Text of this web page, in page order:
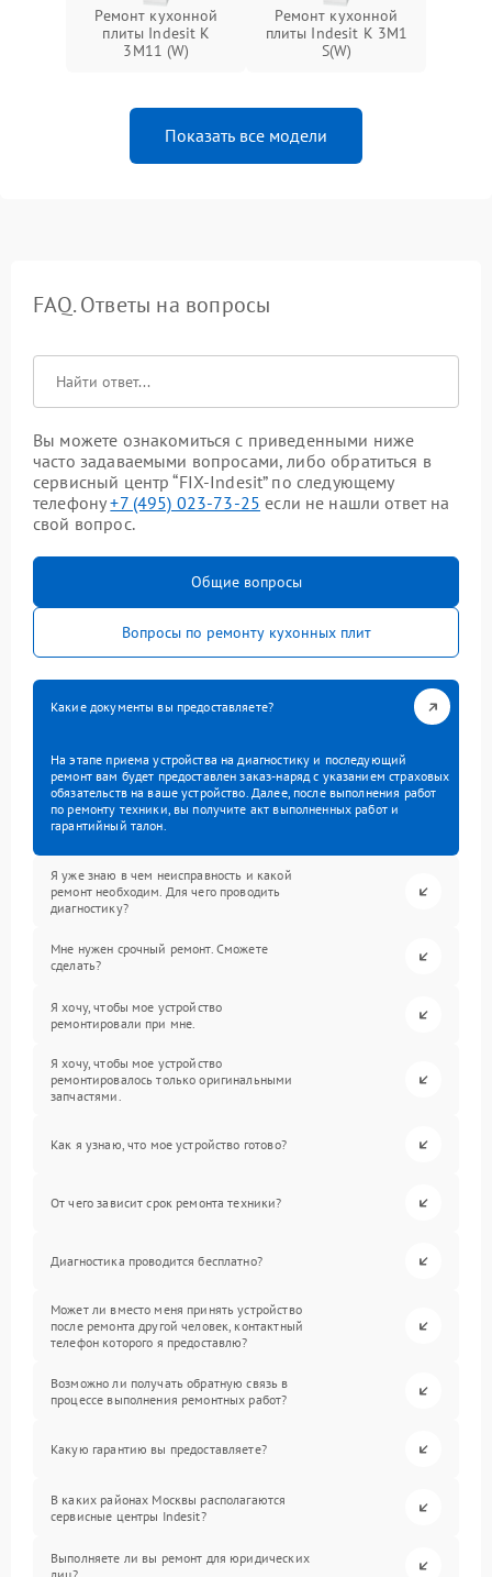
Ремонт кухонной
плиты Indesit K
3M11 (W)
Ремонт кухонной
плиты Indesit K 3M1
S(W)
Показать все модели
FAQ. Ответы на вопросы
Вы можете ознакомиться с приведенными ниже
часто задаваемыми вопросами, либо обратиться в
сервисный центр “FIX-Indesit” по следующему
телефону+7 (495) 023-73-25 если не нашли ответ на
свой вопрос.
Общие вопросы
Вопросы по ремонту кухонных плит
Какие документы вы предоставляете?
На этапе приема устройства на диагностику и последующий
ремонт вам будет предоставлен заказ-наряд с указанием страховых
обязательств на ваше устройство. Далее, после выполнения работ
по ремонту техники, вы получите акт выполненных работ и
гарантийный талон.
Я уже знаю в чем неисправность и какой
ремонт необходим. Для чего проводить
диагностику?
Мне нужен срочный ремонт. Сможете
сделать?
Я хочу, чтобы мое устройство
ремонтировали при мне.
Я хочу, чтобы мое устройство
ремонтировалось только оригинальными
запчастями.
Как я узнаю, что мое устройство готово?
От чего зависит срок ремонта техники?
Диагностика проводится бесплатно?
Может ли вместо меня принять устройство
после ремонта другой человек, контактный
телефон которого я предоставлю?
Возможно ли получать обратную связь в
процессе выполнения ремонтных работ?
Какую гарантию вы предоставляете?
В каких районах Москвы располагаются
сервисные центры Indesit?
Выполняете ли вы ремонт для юридических